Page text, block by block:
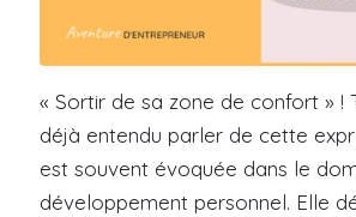
« Sortir de sa zone de confort » !
déjà entendu parler de cette
est souvent évoquée dans le
développement personnel. Elle